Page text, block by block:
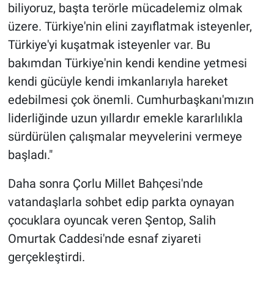
biliyoruz, başta terörle mücadelemiz olmak
üzere. Türkiye'nin elini zayıflatmak isteyenler,
Türkiye'yi kuşatmak isteyenler var. Bu
bakımdan Türkiye'nin kendi kendine yetmesi
kendi gücüyle kendi imkanlarıyla hareket
edebilmesi çok önemli. Cumhurbaşkanı'mızın
liderliğinde uzun yıllardır emekle kararlılıkla
sürdürülen çalışmalar meyvelerini vermeye
başladı."
Daha sonra Çorlu Millet Bahçesi'nde
vatandaşlarla sohbet edip parkta oynayan
çocuklara oyuncak veren Şentop, Salih
Omurtak Caddesi'nde esnaf ziyareti
gerçekleştirdi.